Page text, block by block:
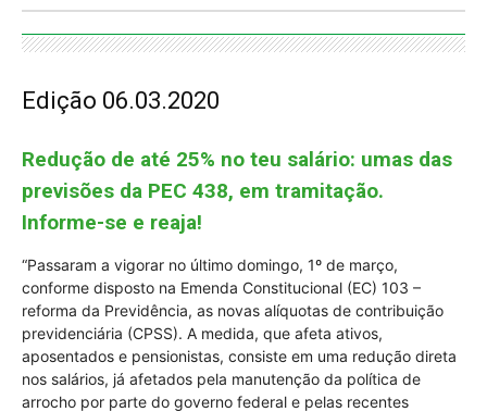
Edição 06.03.2020
Redução de até 25% no teu salário: umas das
previsões da PEC 438, em tramitação.
Informe-se e reaja!
“Passaram a vigorar no último domingo, 1º de março,
conforme disposto na Emenda Constitucional (EC) 103 –
reforma da Previdência, as novas alíquotas de contribuição
previdenciária (CPSS). A medida, que afeta ativos,
aposentados e pensionistas, consiste em uma redução direta
nos salários, já afetados pela manutenção da política de
arrocho por parte do governo federal e pelas recentes